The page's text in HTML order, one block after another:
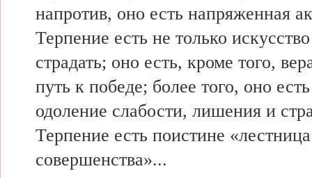
напротив, оно есть напряженная
Терпение есть не только
страдать; оно есть, кроме того,
путь к победе; более того, оно
одоление слабости, лишения и
Терпение есть поистине «лестница
совершенства»...